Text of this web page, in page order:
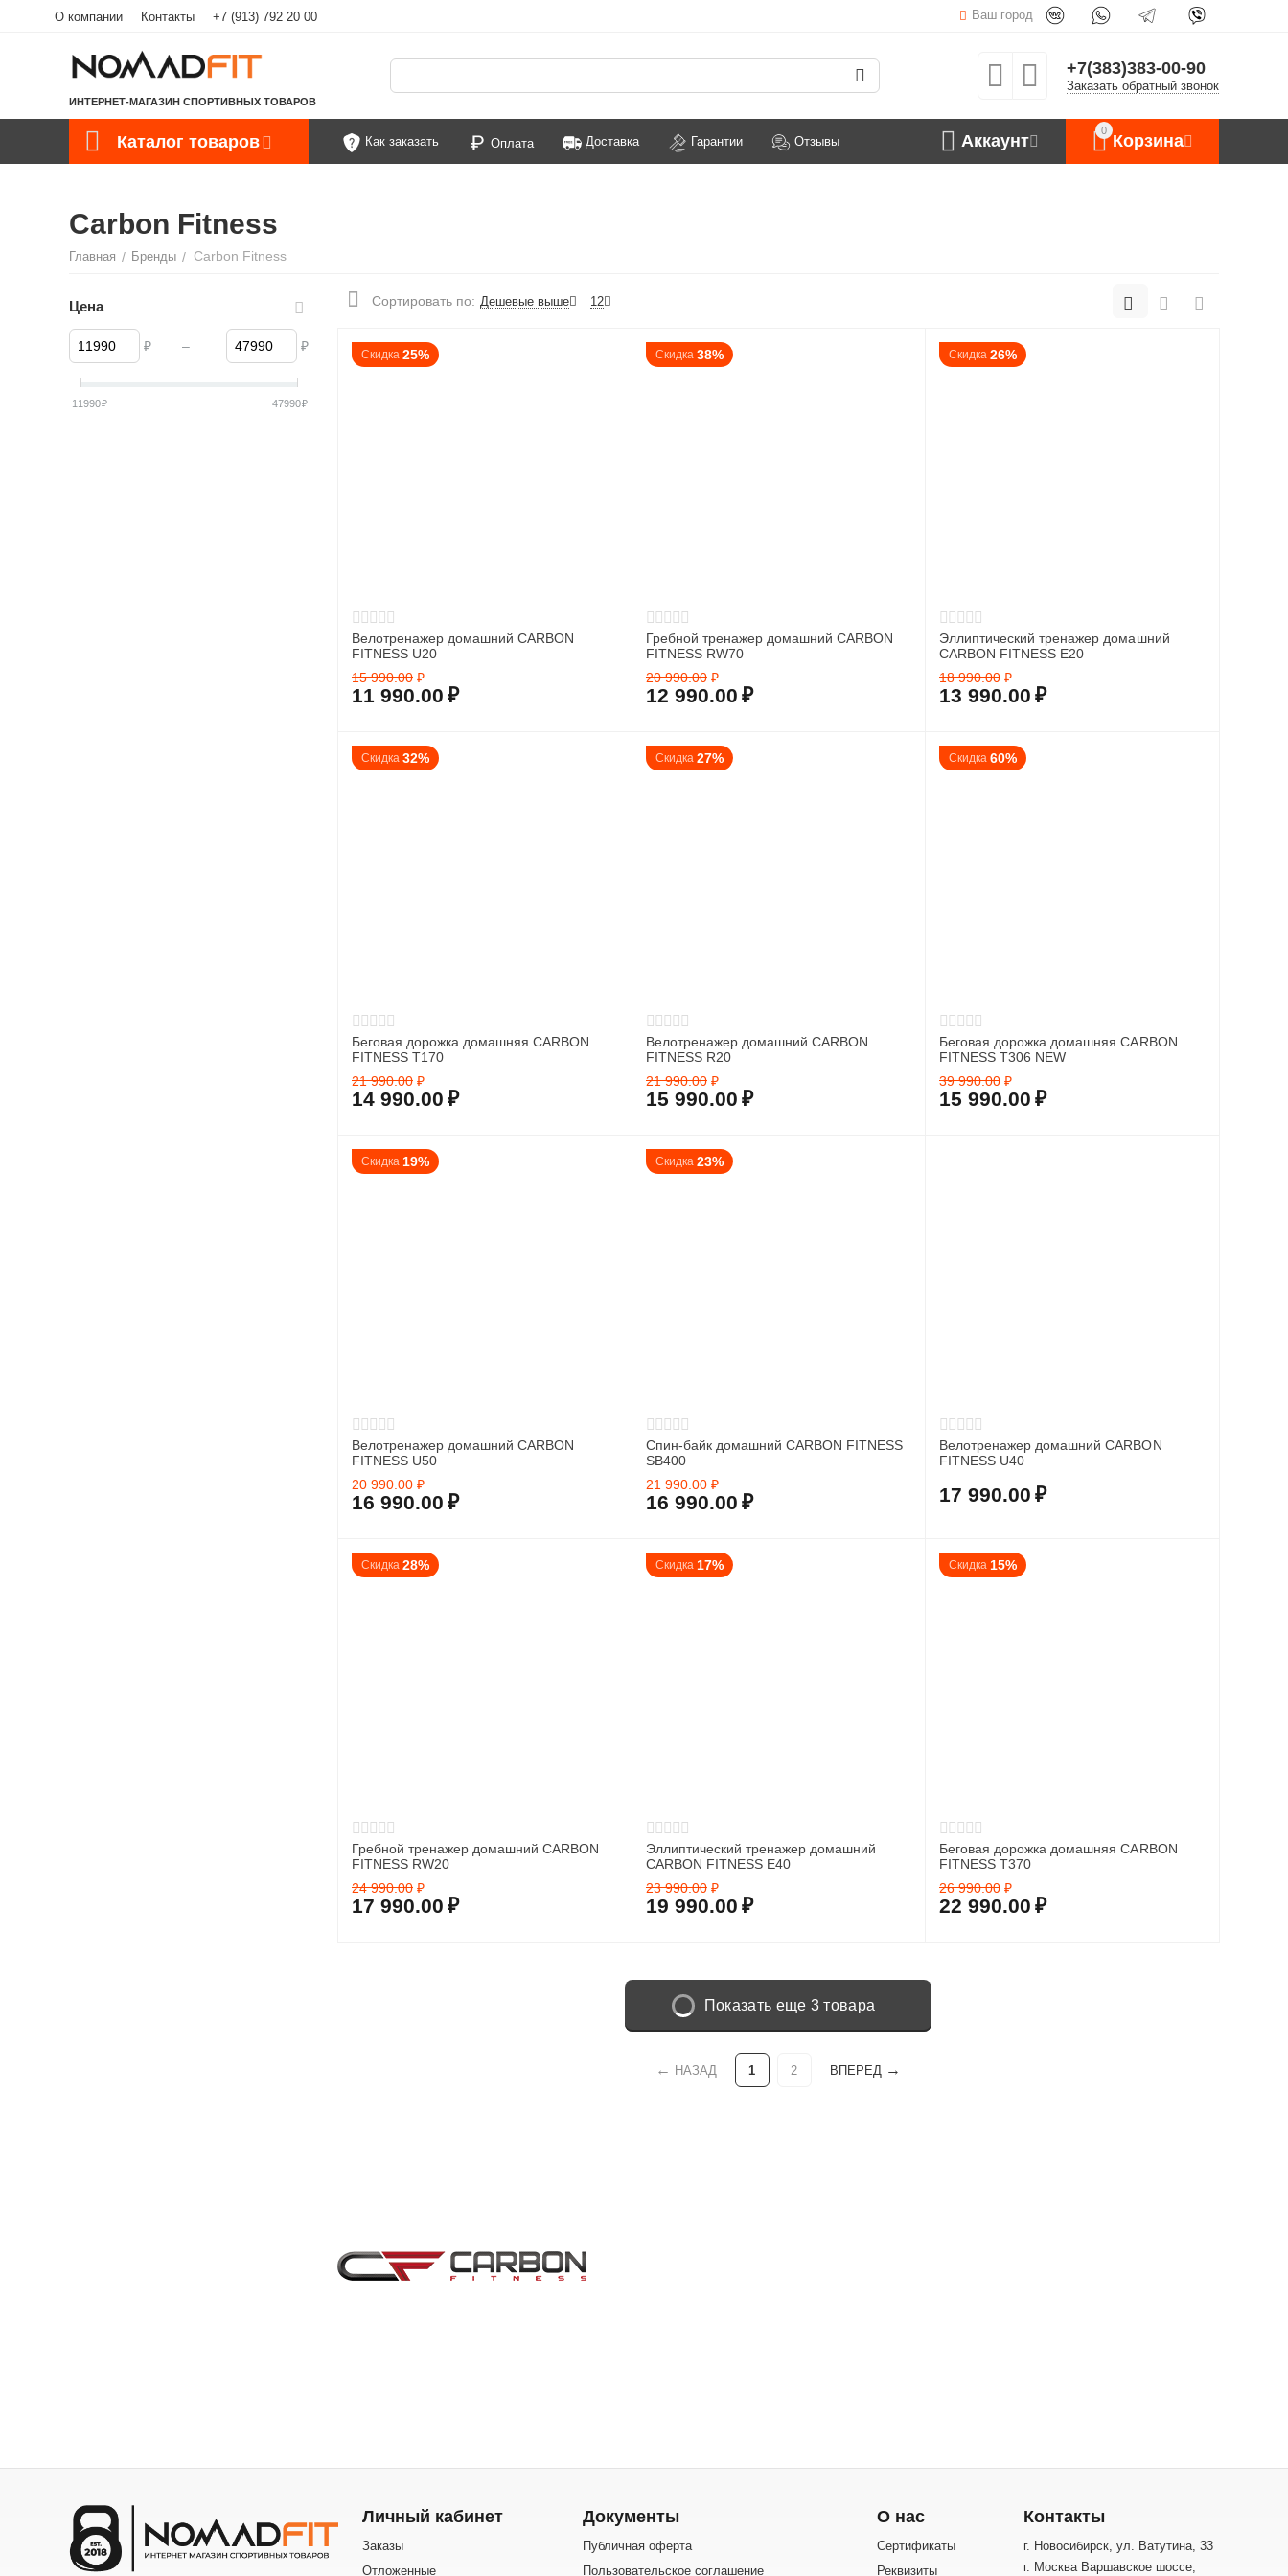
О компании Контакты +7 (913) 792 20 00 Ваш город
ИНТЕРНЕТ-МАГАЗИН СПОРТИВНЫХ ТОВАРОВ
+7(383)383-00-90
Заказать обратный звонок
Каталог товаров Как заказать Оплата Доставка Гарантии Отзывы
0
Корзина
Аккаунт
Carbon Fitness
Главная / Бренды / Carbon Fitness
Сортировать по: Дешевые выше 12
Скидка 25%
Велотренажер домашний CARBON
FITNESS U20
15 990.00 ₽
11 990.00 ₽
Скидка 38%
Гребной тренажер домашний CARBON
FITNESS RW70
20 990.00 ₽
12 990.00 ₽
Скидка 26%
Эллиптический тренажер домашний
CARBON FITNESS E20
18 990.00 ₽
13 990.00 ₽
Скидка 32%
Беговая дорожка домашняя CARBON
FITNESS T170
21 990.00 ₽
14 990.00 ₽
Скидка 27%
Велотренажер домашний CARBON
FITNESS R20
21 990.00 ₽
15 990.00 ₽
Скидка 60%
Беговая дорожка домашняя CARBON
FITNESS T306 NEW
39 990.00 ₽
15 990.00 ₽
Скидка 19%
Велотренажер домашний CARBON
FITNESS U50
20 990.00 ₽
16 990.00 ₽
Скидка 23%
Спин-байк домашний CARBON FITNESS
SB400
21 990.00 ₽
16 990.00 ₽
Велотренажер домашний CARBON
FITNESS U40
17 990.00 ₽
Скидка 28%
Гребной тренажер домашний CARBON
FITNESS RW20
24 990.00 ₽
17 990.00 ₽
Скидка 17%
Эллиптический тренажер домашний
CARBON FITNESS E40
23 990.00 ₽
19 990.00 ₽
Скидка 15%
Беговая дорожка домашняя CARBON
FITNESS T370
26 990.00 ₽
22 990.00 ₽
Показать еще 3 товара
НАЗАД 1 2 ВПЕРЕД
Цена
₽ – ₽
11990₽ 47990₽
Личный кабинет
Заказы
Отложенные
Документы
Публичная оферта
Пользовательское соглашение
О нас
Сертификаты
Реквизиты
Контакты
г. Новосибирск, ул. Ватутина, 33
г. Москва Варшавское шоссе,